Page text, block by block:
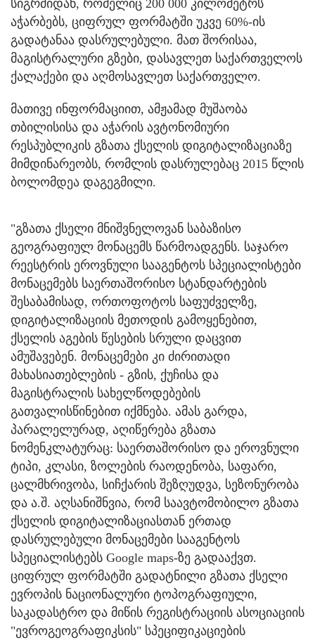
სიგრძიდან, რომელიც 200 000 კილომეტრს
აჭარბებს, ციფრულ ფორმატში უკვე 60%-ის
გადატანაა დასრულებული. მათ შორისაა,
მაგისტრალური გზები, დასავლეთ საქართველოს
ქალაქები და აღმოსავლეთ საქართველო.
მათივე ინფორმაციით, ამჟამად მუშაობა
თბილისისა და აჭარის ავტონომიური
რესპუბლიკის გზათა ქსელის დიგიტალიზაციაზე
მიმდინარეობს, რომლის დასრულებაც 2015 წლის
ბოლომდეა დაგეგმილი.
"გზათა ქსელი მნიშვნელოვან საბაზისო
გეოგრაფიულ მონაცემს წარმოადგენს. საჯარო
რეესტრის ეროვნული სააგენტოს სპეციალისტები
მონაცემებს საერთაშორისო სტანდარტების
შესაბამისად, ორთოფოტოს საფუძველზე,
დიგიტალიზაციის მეთოდის გამოყენებით,
ქსელის აგების წესების სრული დაცვით
ამუშავებენ. მონაცემები კი ძირითადი
მახასიათებლების - გზის, ქუჩისა და
მაგისტრალის სახელწოდებების
გათვალისწინებით იქმნება. ამას გარდა,
პარალელურად, აღიწერება გზათა
ნომენკლატურაც: საერთაშორისო და ეროვნული
ტიპი, კლასი, ზოლების რაოდენობა, საფარი,
ცალმხრივობა, სიჩქარის შეზღუდვა, სეზონურობა
და ა.შ. აღსანიშნვია, რომ საავტომობილო გზათა
ქსელის დიგიტალიზაციასთან ერთად
დასრულებული მონაცემები სააგენტოს
სპეციალისტებს Google maps-ზე გადააქვთ.
ციფრულ ფორმატში გადატნილი გზათა ქსელი
ევროპის ნაციონალური ტოპოგრაფიული,
საკადასტრო და მიწის რეგისტრაციის ასოციაციის
"ევროგეოგრაფიკსის" სპეციფიკაციების